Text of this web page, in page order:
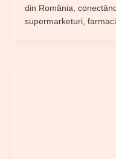
din România,
supermarketuri,